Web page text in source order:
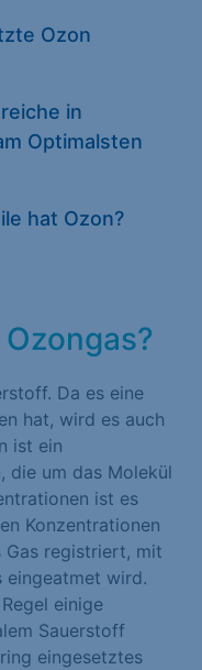
Ozon
in
Optimalsten
hat Ozon?
Da es eine
hat, wird es auch
ist ein
die um das Molekül
ist es
Konzentrationen
Gas registriert, mit
eingeatmet wird.
einige
Sauerstoff
eingesetztes